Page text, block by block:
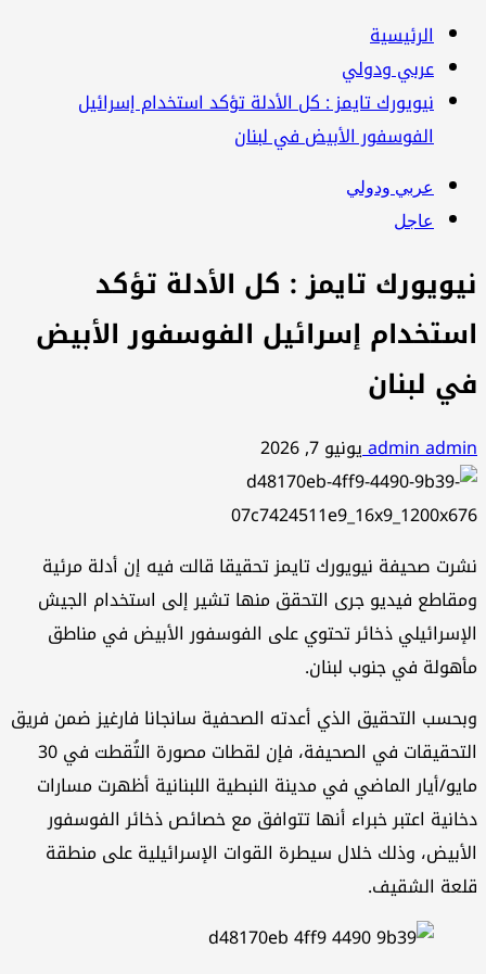
الرئيسية
عربي ودولي
نيويورك تايمز : كل الأدلة تؤكد استخدام إسرائيل
الفوسفور الأبيض في لبنان
عربي ودولي
عاجل
نيويورك تايمز : كل الأدلة تؤكد
استخدام إسرائيل الفوسفور الأبيض
في لبنان
admin adminيونيو 7, 2026
نشرت صحيفة نيويورك تايمز تحقيقا قالت فيه إن أدلة مرئية
ومقاطع فيديو جرى التحقق منها تشير إلى استخدام الجيش
الإسرائيلي ذخائر تحتوي على الفوسفور الأبيض في مناطق
مأهولة في جنوب لبنان.
وبحسب التحقيق الذي أعدته الصحفية سانجانا فارغيز ضمن فريق
التحقيقات في الصحيفة، فإن لقطات مصورة التُقطت في 30
مايو/أيار الماضي في مدينة النبطية اللبنانية أظهرت مسارات
دخانية اعتبر خبراء أنها تتوافق مع خصائص ذخائر الفوسفور
الأبيض، وذلك خلال سيطرة القوات الإسرائيلية على منطقة
قلعة الشقيف.